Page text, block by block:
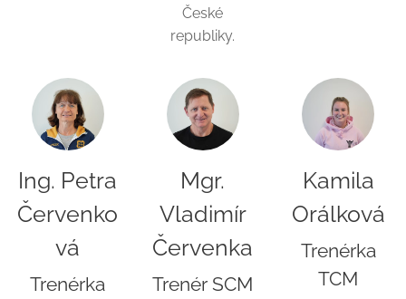
České
republiky.
Ing. Petra
Červenko
vá
Trenérka
Mgr.
Vladimír
Červenka
Trenér SCM
Kamila
Orálková
Trenérka
TCM